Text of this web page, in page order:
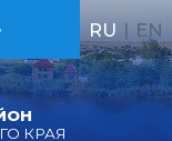
КРАЯ
RU | EN